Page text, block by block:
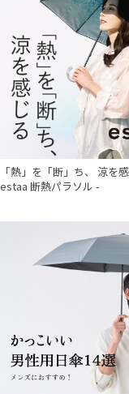
在庫表示
販売状況
入荷状況
「熱」を「断」ち、 涼を
estaa 断熱パラソル -